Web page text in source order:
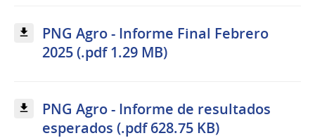
PNG Agro - Informe Final Febrero
2025 (.pdf 1.29 MB)
PNG Agro - Informe de resultados
esperados (.pdf 628.75 KB)